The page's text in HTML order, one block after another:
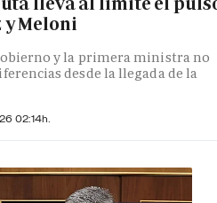
y Meloni
y la primera ministra no
desde la llegada de la
02:14h.